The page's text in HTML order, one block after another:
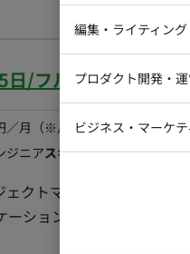
上 - 全文検索エンジンを
テクチャの設計および改善 - サー
React/Next.js/GraphQL/
客体験の最大化を目指し、
制です。職種を超えたフ
です。
日/フルリモート】
／月 （※月160時間稼働の場合
ジニアスキル：Next.js,
クトマネージャーと協業
ションはAWSにデプロイ
インフラエン
テストエンジ
Webデザイナ
ラストレータ
編集・ライティン
プロダクト開発・
クトマネージ
ビジネス・マーケ